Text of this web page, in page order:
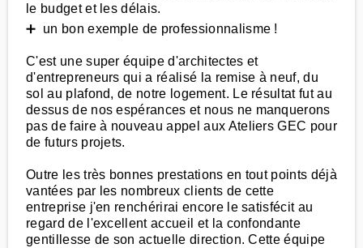
le budget et les délais.
➕ un bon exemple de professionnalisme !
C'est une super équipe d'architectes et
d'entrepreneurs qui a réalisé la remise à neuf, du
sol au plafond, de notre logement. Le résultat fut au
dessus de nos espérances et nous ne manquerons
pas de faire à nouveau appel aux Ateliers GEC pour
de futurs projets.
Outre les très bonnes prestations en tout points déjà
vantées par les nombreux clients de cette
entreprise j'en renchérirai encore le satisfécit au
regard de l'excellent accueil et la confondante
gentillesse de son actuelle direction. Cette équipe